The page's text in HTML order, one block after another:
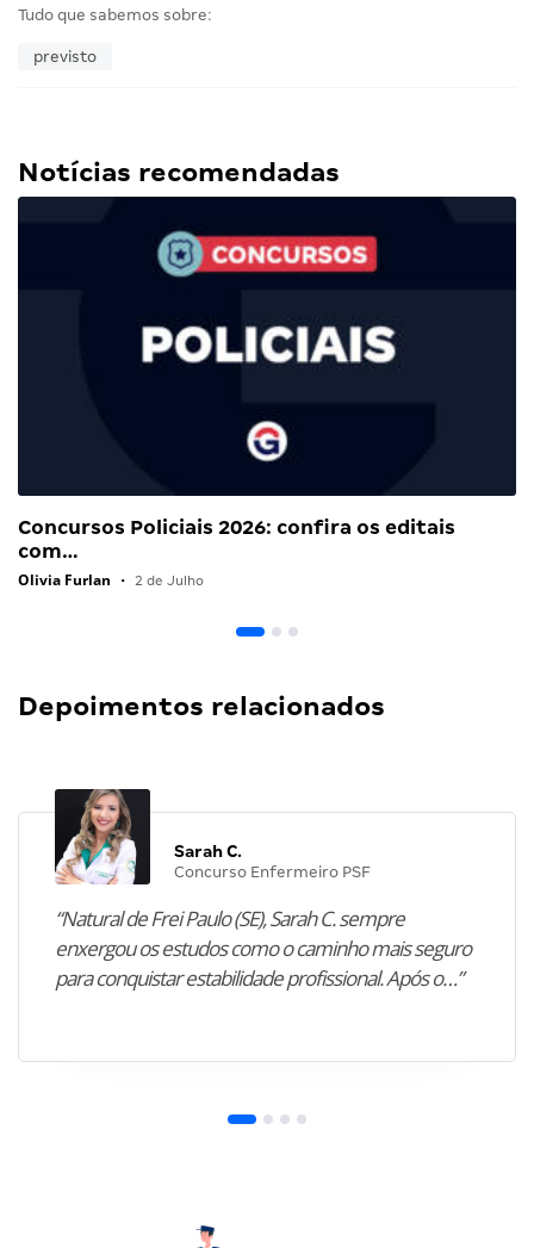
Tudo que sabemos sobre:
previsto
Notícias recomendadas
Concursos Policiais 2026: confira os editais
com…
Olivia Furlan • 2 de Julho
Depoimentos relacionados
Sarah C.
Concurso Enfermeiro PSF
“Natural de Frei Paulo (SE), Sarah C. sempre
enxergou os estudos como o caminho mais seguro
para conquistar estabilidade profissional. Após o…”